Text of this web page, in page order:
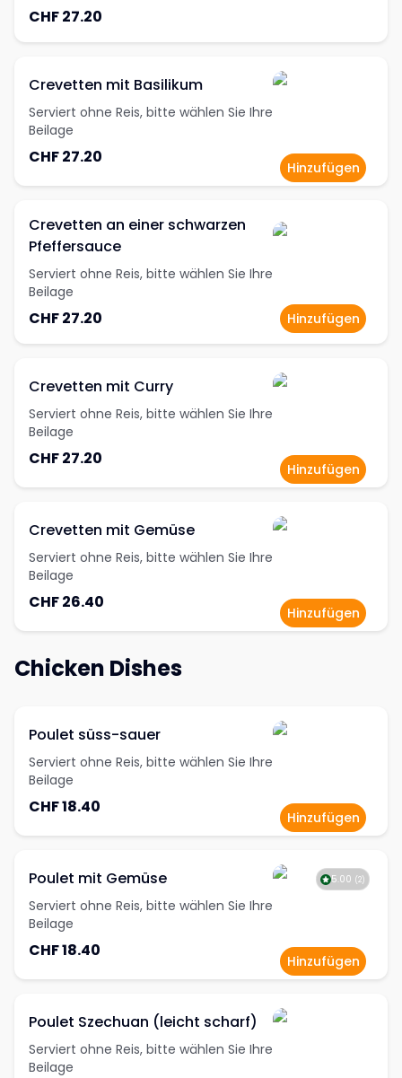
CHF 27.20
Crevetten mit Basilikum
Serviert ohne Reis, bitte wählen Sie Ihre
Beilage
CHF 27.20
Hinzufügen
Crevetten an einer schwarzen
Pfeffersauce
Serviert ohne Reis, bitte wählen Sie Ihre
Beilage
CHF 27.20 Hinzufügen
Crevetten mit Curry
Serviert ohne Reis, bitte wählen Sie Ihre
Beilage
CHF 27.20
Hinzufügen
Crevetten mit Gemüse
Serviert ohne Reis, bitte wählen Sie Ihre
Beilage
CHF 26.40
Hinzufügen
Chicken Dishes
Poulet süss-sauer
Serviert ohne Reis, bitte wählen Sie Ihre
Beilage
CHF 18.40
Hinzufügen
Poulet mit Gemüse
Serviert ohne Reis, bitte wählen Sie Ihre
Beilage
CHF 18.40
5.00 (2)
Hinzufügen
Poulet Szechuan (leicht scharf)
Serviert ohne Reis, bitte wählen Sie Ihre
Beilage